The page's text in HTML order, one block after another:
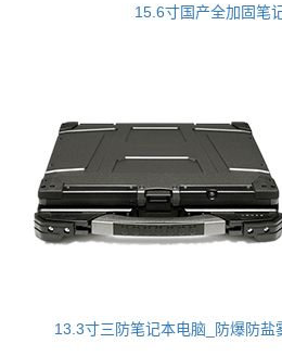
15.6寸国产全加固笔
13.3寸三防笔记本电脑_防爆防盐